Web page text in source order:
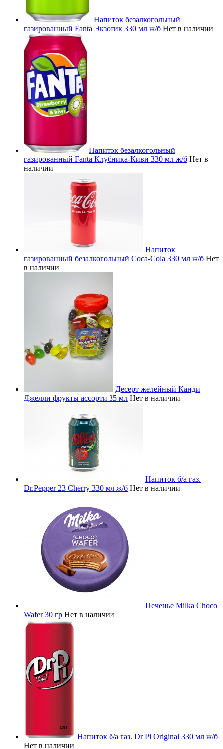
Напиток безалкогольный
газированный Fanta Экзотик 330 мл ж/б Нет в наличии
Напиток безалкогольный
газированный Fanta Клубника-Киви 330 мл ж/б Нет в
наличии
Напиток
газированный безалкогольный Coca-Cola 330 мл ж/б Нет
в наличии
Десерт желейный Канди
Джелли фрукты ассорти 35 мл Нет в наличии
Напиток б/а газ.
Dr.Pepper 23 Cherry 330 мл ж/б Нет в наличии
Печенье Milka Choco
Wafer 30 гр Нет в наличии
Напиток б/а газ. Dr Pi Original 330 мл ж/б
Нет в наличии